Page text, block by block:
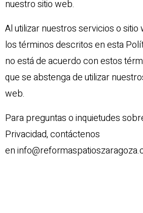
nuestro sitio web.
Al utilizar nuestros servicios o
los términos descritos en esta
no está de acuerdo con estos
que se abstenga de utilizar
web.
Para preguntas o inquietudes
Privacidad, contáctenos
en